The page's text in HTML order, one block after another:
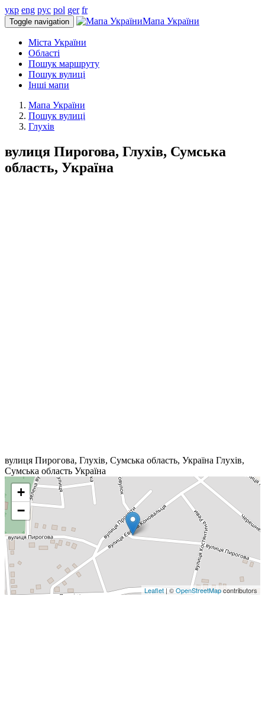
укр eng рус pol ger fr
Toggle navigation Мапа України
Міста України
Області
Пошук маршруту
Пошук вулиці
Інші мапи
Мапа України
Пошук вулиці
Глухів
вулиця Пирогова, Глухів, Сумська
область, Україна
вулиця Пирогова, Глухів, Сумська область, Україна Глухів,
Сумська область Україна
+
−
Leaflet | ©OpenStreetMapcontributors